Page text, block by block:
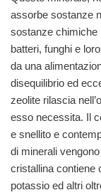
assorbe sostanze
sostanze chimiche
batteri, funghi e
da una
disequilibrio ed
zeolite rilascia
esso necessita. Il
e snellito e
di minerali
cristallina contiene
potassio ed altri